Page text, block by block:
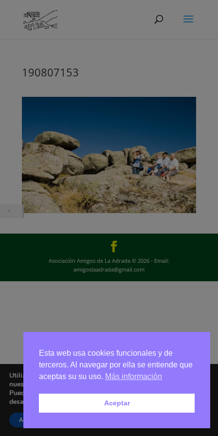
190807153
Asociación Amigos de La Adrada © 2026 - Email:
amigoslaadrada@gmail.com
Utilizamos cookies para ofrecerte la mejor experiencia en
nuestra web.
Puedes aprender más sobre qué cookies utilizamos o
desactivarlas en los
Aceptar
Esta web usa cookies funcionales y de
terceros. Al navegar por ella se entiende que
aceptas su su uso. Más información
Aceptar